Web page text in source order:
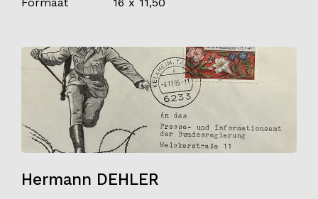
Hermann DEHLER